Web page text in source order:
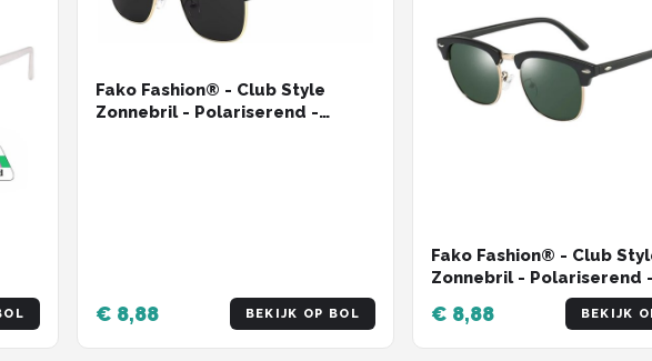
Fako Fashion® - Club Style
Zonnebril - Polariserend -
€ 8,88 BEKIJK OP BOL
Fako Fashion® - Club
Zonnebril - Polariserend -
Dames - Heren - Mat
Zwart/Goud -
€ 8,88 BEKIJK